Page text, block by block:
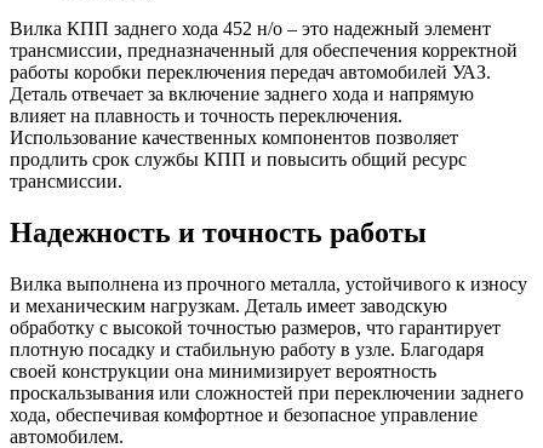
о
Вилка КПП заднего хода 452 н/о – это надежный элемент
трансмиссии, предназначенный для обеспечения корректной
работы коробки переключения передач автомобилей УАЗ.
Деталь отвечает за включение заднего хода и напрямую
влияет на плавность и точность переключения.
Использование качественных компонентов позволяет
продлить срок службы КПП и повысить общий ресурс
трансмиссии.
Надежность и точность работы
Вилка выполнена из прочного металла, устойчивого к износу
и механическим нагрузкам. Деталь имеет заводскую
обработку с высокой точностью размеров, что гарантирует
плотную посадку и стабильную работу в узле. Благодаря
своей конструкции она минимизирует вероятность
проскальзывания или сложностей при переключении заднего
хода, обеспечивая комфортное и безопасное управление
автомобилем.